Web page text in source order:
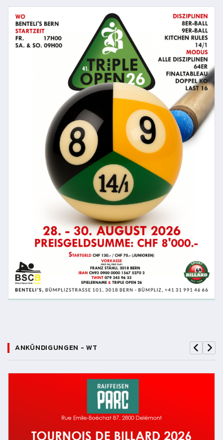
ANKÜNDIGUNGEN - WT